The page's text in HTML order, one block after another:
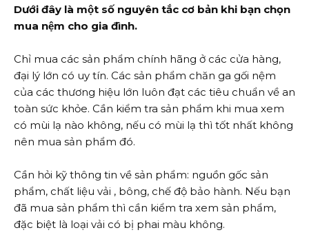
Dưới đây là một số nguyên tắc cơ bản khi bạn chọn
mua nệm cho gia đình.
Chỉ mua các sản phẩm chính hãng ở các cửa hàng,
đại lý lớn có uy tín. Các sản phẩm chăn ga gối nệm
của các thương hiệu lớn luôn đạt các tiêu chuẩn về an
toàn sức khỏe. Cần kiểm tra sản phẩm khi mua xem
có mùi lạ nào không, nếu có mùi lạ thì tốt nhất không
nên mua sản phẩm đó.
Cần hỏi kỹ thông tin về sản phẩm: nguồn gốc sản
phẩm, chất liệu vải , bông, chế độ bảo hành. Nếu bạn
đã mua sản phẩm thì cần kiểm tra xem sản phẩm,
đặc biệt là loại vải có bị phai màu không.